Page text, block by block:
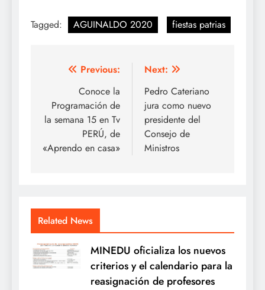
Tagged: AGUINALDO 2020 fiestas patrias
Navegación
entradas
Previous:
Conoce la
Programación de
la semana 15 en Tv
PERÚ, de
«Aprendo en casa»
Next:
Pedro Cateriano
jura como nuevo
presidente del
Consejo de
Ministros
Related News
MINEDU oficializa los nuevos
criterios y el calendario para la
reasignación de profesores